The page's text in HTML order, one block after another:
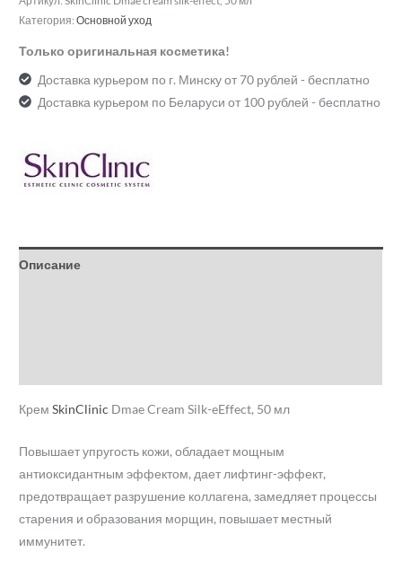
Категория:Основной уход
Только оригинальная косметика!
Доставка курьером по г. Минску от 70 рублей - бесплатно
Доставка курьером по Беларуси от 100 рублей - бесплатно
Описание
КремSkinClinic Dmae Cream Silk-eEffect, 50 мл
Повышает упругость кожи, обладает мощным
антиоксидантным эффектом, дает лифтинг-эффект,
предотвращает разрушение коллагена, замедляет процессы
старения и образования морщин, повышает местный
иммунитет.